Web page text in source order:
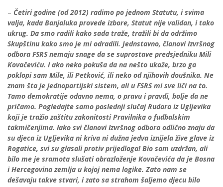
– Četiri godine (od 2012) radimo po jednom Statutu, i svima
valja, kada Banjaluka provede izbore, Statut nije validan, i tako
ukrug. Da smo radili kako sada traže, tražili bi da održimo
Skupštinu kako smo je mi odradili. Jednstavno, članovi Izvršnog
odbora FSRS nemaju snage da se suprostave predsjedniku Mili
Kovačeviću. I ako neko pokuša da na nešto ukaže, brzo ga
poklopi sam Mile, ili Petković, ili neko od njihovih doušnika. Ne
znam šta je jednopartijski sistem, ali u FSRS mi sve liči na to.
Tamo demokratije odavno nema, o pravu i pravdi, bolje da ne
pričamo. Pogledajte samo poslednji slučaj Rudara iz Ugljevika
koji je tražio zaštitu zakonitosti Pravilnika o fudbalskim
takmičenjima. Iako svi članovi Izvršnog odbora odlično znaju da
su djeca iz Ugljevika ni kriva ni dužna jedva iznijela žive glave iz
Rogatice, svi su glasali protiv prijedloga! Bio sam uzdržan, ali
bilo me je sramota slušati obrazloženje Kovačevića da je Bosna
i Hercegovina zemlja u kojoj nema logike. Zato nam se
dešavaju takve stvari, i zato sa strahom šaljemo djecu bilo